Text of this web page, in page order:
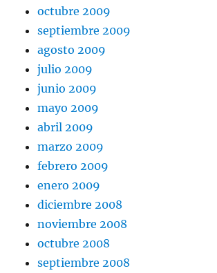
octubre 2009
septiembre 2009
agosto 2009
julio 2009
junio 2009
mayo 2009
abril 2009
marzo 2009
febrero 2009
enero 2009
diciembre 2008
noviembre 2008
octubre 2008
septiembre 2008